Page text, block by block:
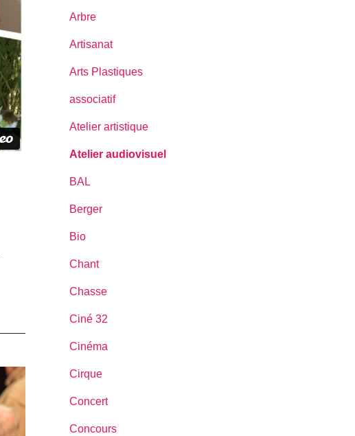
Arbre
Artisanat
Arts Plastiques
associatif
Atelier artistique
Atelier audiovisuel
BAL
Berger
Bio
Chant
Chasse
Ciné 32
Cinéma
Cirque
Concert
Concours